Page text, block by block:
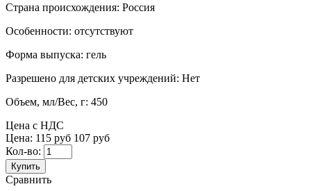
Страна происхождения: Россия
Особенности: отсутствуют
Форма выпуска: гель
Разрешено для детских учреждений: Нет
Объем, мл/Вес, г: 450
Цена с НДС
Цена: 115 руб 107 руб
Кол-во:
Купить
Сравнить